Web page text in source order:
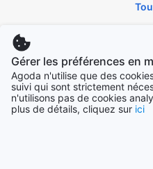
Villes en vogue
Singapour
Singapour
Gérer les préférences en
Agoda n'utilise que des
suivi qui sont strictement
n'utilisons pas de cookies
plus de détails, cliquez sur ici